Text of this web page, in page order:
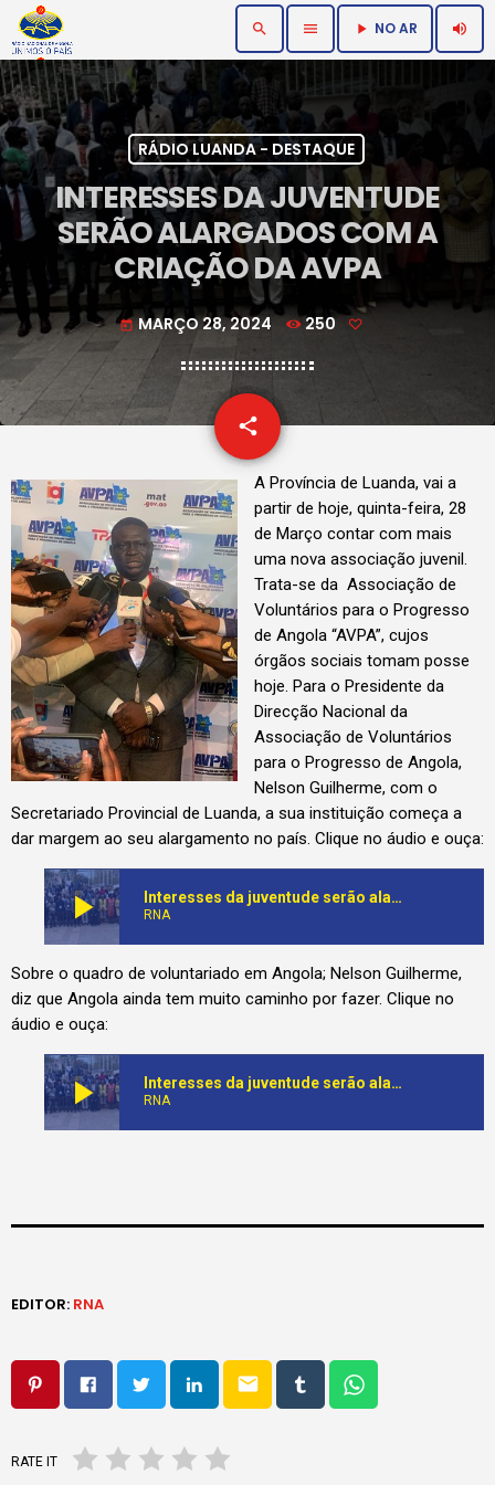
search menu play_arrow NO AR volume_up
RÁDIO LUANDA - DESTAQUE
INTERESSES DA JUVENTUDE
SERÃO ALARGADOS COM A
CRIAÇÃO DA AVPA
today MARÇO 28, 2024 250
share
email
A Província de Luanda, vai a
partir de hoje, quinta-feira, 28
de Março contar com mais
uma nova associação juvenil.
Trata-se da Associação de
Voluntários para o Progresso
de Angola “AVPA”, cujos
órgãos sociais tomam posse
hoje. Para o Presidente da
Direcção Nacional da
Associação de Voluntários
para o Progresso de Angola,
Nelson Guilherme, com o
Secretariado Provincial de Luanda, a sua instituição começa a
dar margem ao seu alargamento no país. Clique no áudio e ouça:
play_arrow Interesses da juventude serão alargados com a criação da AVPA
RNA
Sobre o quadro de voluntariado em Angola; Nelson Guilherme,
diz que Angola ainda tem muito caminho por fazer. Clique no
áudio e ouça:
play_arrow Interesses da juventude serão alargados com a criação da AVPA
RNA
EDITOR: RNA
email
RATE IT